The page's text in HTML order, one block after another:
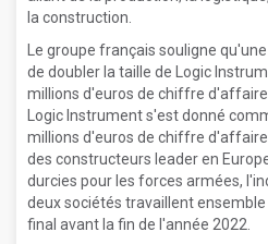
la construction.
Le groupe français souligne
de doubler la taille de Logic
millions d'euros de chiffre
Logic Instrument s'est donné
millions d'euros de chiffre
des constructeurs leader en
durcies pour les forces armées,
deux sociétés travaillent
final avant la fin de l'année 2022.